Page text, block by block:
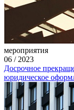
мероприятия
06 / 2023
Досрочное
юридическое